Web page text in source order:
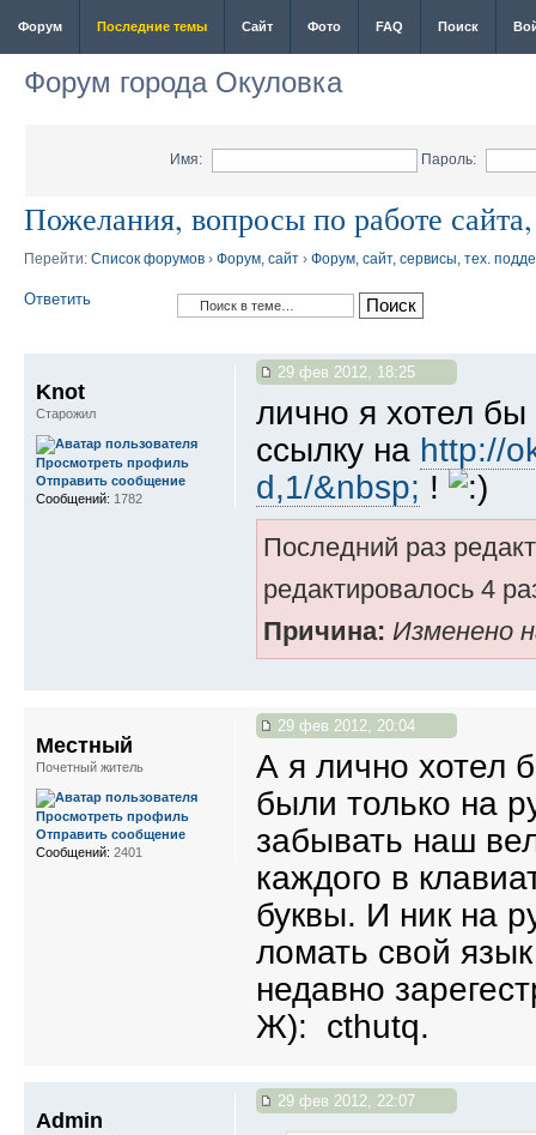
Форум Последние темы Сайт Фото FAQ Поиск
Форум города Окуловка
Имя: Пароль:
Пожелания, вопросы по работе
Перейти: Список форумов › Форум, сайт › Форум, сайт, сервисы, тех.
Ответить
29 фев 2012, 18:25
лично я хотел
ссылку на http://
d,1/&nbsp; !
Последний раз
редактировалось 4
Причина: Изменено
Knot
Старожил
Просмотреть профиль
Отправить сообщение
Сообщений: 1782
29 фев 2012, 20:04
А я лично хотел
были только на
забывать наш
каждого в
буквы. И ник на
ломать свой
недавно
Ж): cthutq.
Местный
Почетный житель
Просмотреть профиль
Отправить сообщение
Сообщений: 2401
29 фев 2012, 22:07
Admin